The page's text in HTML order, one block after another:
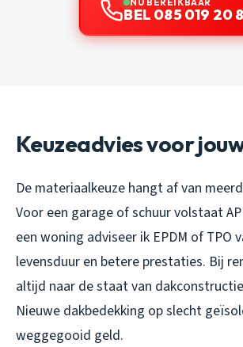
BEL 085 019 20
Keuzeadvies voor
De materiaalkeuze hangt af van
Voor een garage of schuur volstaat
een woning adviseer ik EPDM of TPO
levensduur en betere prestaties. Bij
altijd naar de staat van
Nieuwe dakbedekking op slecht
weggegooid geld.